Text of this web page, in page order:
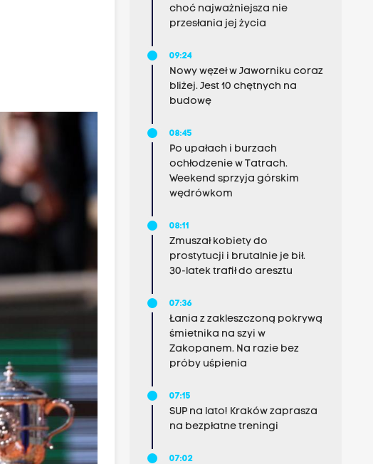
choć najważniejsza nie
przesłania jej życia
09:24
Nowy węzeł w Jaworniku coraz
bliżej. Jest 10 chętnych na
budowę
08:45
Po upałach i burzach
ochłodzenie w Tatrach.
Weekend sprzyja górskim
wędrówkom
08:11
Zmuszał kobiety do
prostytucji i brutalnie je bił.
30-latek trafił do aresztu
07:36
Łania z zakleszczoną pokrywą
śmietnika na szyi w
Zakopanem. Na razie bez
próby uśpienia
07:15
SUP na lato! Kraków zaprasza
na bezpłatne treningi
07:02